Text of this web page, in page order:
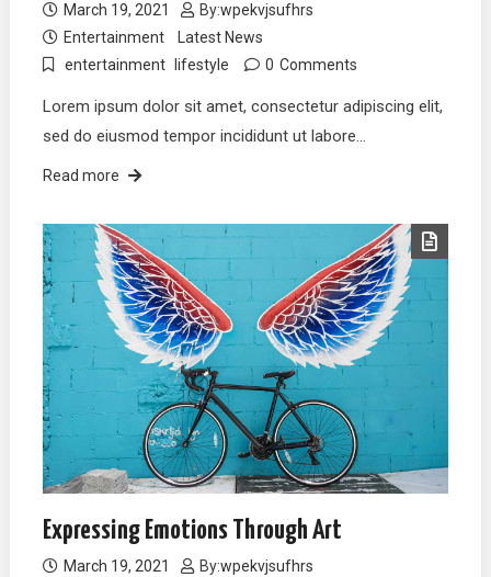
March 19, 2021 By:wpekvjsufhrs
Entertainment
Latest News
entertainment
lifestyle 0 Comments
Lorem ipsum dolor sit amet, consectetur adipiscing elit,
sed do eiusmod tempor incididunt ut labore…
Read more
Expressing Emotions Through Art
March 19, 2021 By:wpekvjsufhrs